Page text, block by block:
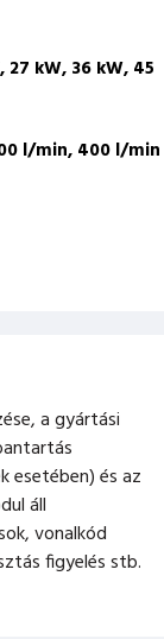
27 kW, 36 kW, 45
l/min, 400 l/min
a gyártási
esetében) és az
áll
vonalkód
figyelés stb.